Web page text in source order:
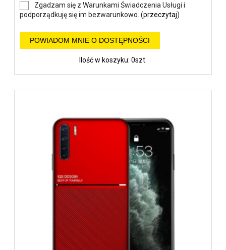
Zgadzam się z Warunkami Świadczenia Usługi i
podporządkuję się im bezwarunkowo. (przeczytaj)
POWIADOM MNIE O DOSTĘPNOŚCI
Ilość w koszyku: 0szt.